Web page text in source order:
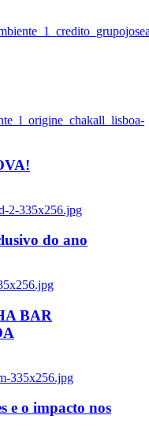
2-335x256.jpg
do ano
BAR
335x256.jpg
e o impacto nos